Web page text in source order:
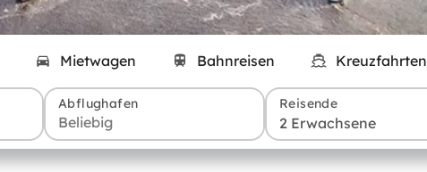
Mietwagen Bahnreisen Kreuzfahrten
Abflughafen Reisende
2 Erwachsene